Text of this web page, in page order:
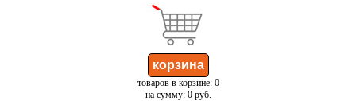
товаров в корзине: 0
на сумму: 0 руб.